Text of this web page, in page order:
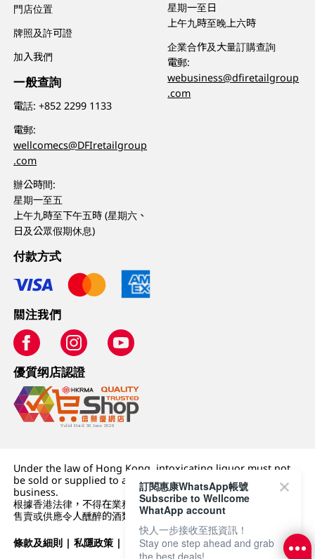
門店位置
牌照及許可證
加入我們
一般查詢
電話:+852 2299 1133
電郵:
wellcomecs@DFIretailgroup
.com
辦公時間:
星期一至五
上午九時至下午五時 (星期六、
日及公眾假期休息)
星期一至日
上午九時至晚上六時
企業合作及大量訂購查詢
電郵:
webusiness@dfiretailgroup
.com
付款方式
關注我們
優質纲店認證
Under the law of Hong Kong, intoxicating liquor must not
be sold or supplied to a minor (under 18) in the course of
business.
根據香港法律，不得在業務過程中，向未成年人 (18 歲以下人士)
售賣或供應令人醺醉的酒類。
條款及細則 |私隱政策 | DFI零售集團
訂閱惠康WhatsApp帳號
Subscribe to Wellcome
WhatApp account
快人一步接收至抵資訊！
Stay one step ahead and grab
the best deals!